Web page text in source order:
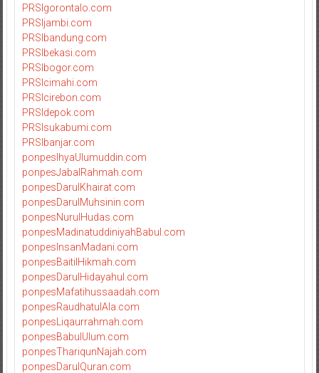
PRSIgorontalo.com
PRSIjambi.com
PRSIbandung.com
PRSIbekasi.com
PRSIbogor.com
PRSIcimahi.com
PRSIcirebon.com
PRSIdepok.com
PRSIsukabumi.com
PRSIbanjar.com
ponpesIhyaUlumuddin.com
ponpesJabalRahmah.com
ponpesDarulKhairat.com
ponpesDarulMuhsinin.com
ponpesNurulHudas.com
ponpesMadinatuddiniyahBabul.com
ponpesInsanMadani.com
ponpesBaitilHikmah.com
ponpesDarulHidayahul.com
ponpesMafatihussaadah.com
ponpesRaudhatulAla.com
ponpesLiqaurrahmah.com
ponpesBabulUlum.com
ponpesThariqunNajah.com
ponpesDarulQuran.com